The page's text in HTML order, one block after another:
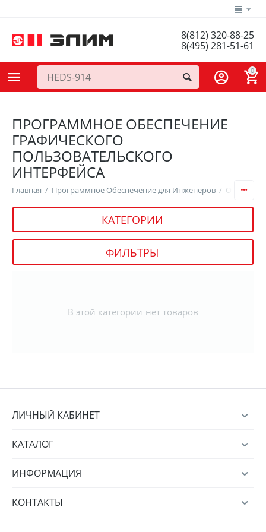
8(812) 320-88-25
8(495) 281-51-61
0
ПРОГРАММНОЕ ОБЕСПЕЧЕНИЕ
ГРАФИЧЕСКОГО
ПОЛЬЗОВАТЕЛЬСКОГО
ИНТЕРФЕЙСА
Главная / Программное Обеспечение для Инженеров /
КАТЕГОРИИ
ФИЛЬТРЫ
В этой категории нет товаров
ЛИЧНЫЙ КАБИНЕТ
КАТАЛОГ
ИНФОРМАЦИЯ
КОНТАКТЫ